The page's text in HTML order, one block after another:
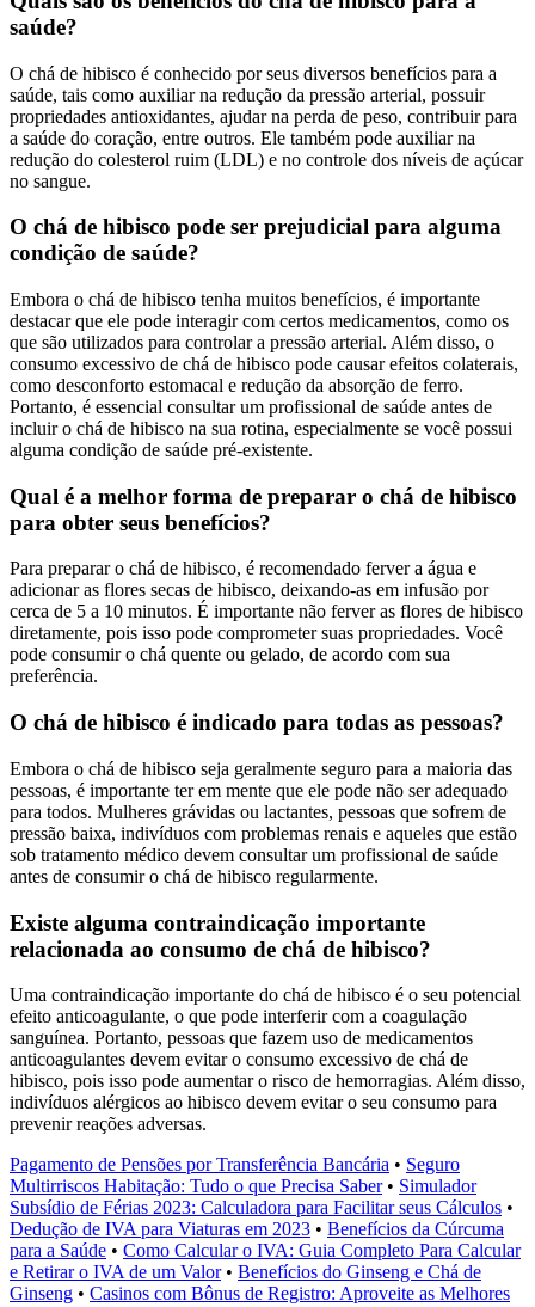
saúde?
O chá de hibisco é conhecido por seus diversos benefícios para a
saúde, tais como auxiliar na redução da pressão arterial, possuir
propriedades antioxidantes, ajudar na perda de peso, contribuir para
a saúde do coração, entre outros. Ele também pode auxiliar na
redução do colesterol ruim (LDL) e no controle dos níveis de açúcar
no sangue.
O chá de hibisco pode ser prejudicial para alguma
condição de saúde?
Embora o chá de hibisco tenha muitos benefícios, é importante
destacar que ele pode interagir com certos medicamentos, como os
que são utilizados para controlar a pressão arterial. Além disso, o
consumo excessivo de chá de hibisco pode causar efeitos colaterais,
como desconforto estomacal e redução da absorção de ferro.
Portanto, é essencial consultar um profissional de saúde antes de
incluir o chá de hibisco na sua rotina, especialmente se você possui
alguma condição de saúde pré-existente.
Qual é a melhor forma de preparar o chá de hibisco
para obter seus benefícios?
Para preparar o chá de hibisco, é recomendado ferver a água e
adicionar as flores secas de hibisco, deixando-as em infusão por
cerca de 5 a 10 minutos. É importante não ferver as flores de hibisco
diretamente, pois isso pode comprometer suas propriedades. Você
pode consumir o chá quente ou gelado, de acordo com sua
preferência.
O chá de hibisco é indicado para todas as pessoas?
Embora o chá de hibisco seja geralmente seguro para a maioria das
pessoas, é importante ter em mente que ele pode não ser adequado
para todos. Mulheres grávidas ou lactantes, pessoas que sofrem de
pressão baixa, indivíduos com problemas renais e aqueles que estão
sob tratamento médico devem consultar um profissional de saúde
antes de consumir o chá de hibisco regularmente.
Existe alguma contraindicação importante
relacionada ao consumo de chá de hibisco?
Uma contraindicação importante do chá de hibisco é o seu potencial
efeito anticoagulante, o que pode interferir com a coagulação
sanguínea. Portanto, pessoas que fazem uso de medicamentos
anticoagulantes devem evitar o consumo excessivo de chá de
hibisco, pois isso pode aumentar o risco de hemorragias. Além disso,
indivíduos alérgicos ao hibisco devem evitar o seu consumo para
prevenir reações adversas.
Pagamento de Pensões por Transferência Bancária • Seguro
Multirriscos Habitação: Tudo o que Precisa Saber• Simulador
Subsídio de Férias 2023: Calculadora para Facilitar seus Cálculos •
Dedução de IVA para Viaturas em 2023 • Benefícios da Cúrcuma
para a Saúde • Como Calcular o IVA: Guia Completo Para Calcular
e Retirar o IVA de um Valor• Benefícios do Ginseng e Chá de
Ginseng • Casinos com Bônus de Registro: Aproveite as Melhores